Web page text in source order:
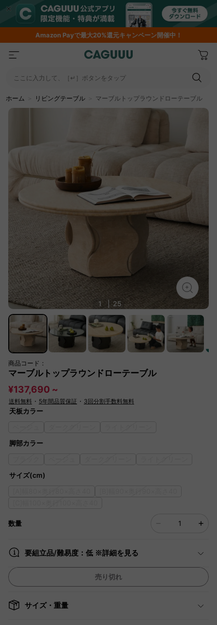
AmazonPayで最大20%還元キャンペーン開催中！
ここに入力して、［↵］ボタンをタップ
ホーム リビングテーブル マーブルトップラウンドローテーブル
1 25
商品コード：
マーブルトップラウンドローテーブル
¥137,690 ~
送料無料 ・ 5年間品質保証 ・ 3回分割手数料無料
天板カラー
脚部カラー
サイズ(cm)
数量
要組立品/難易度：低 ※詳細を見る
売り切れ
サイズ・重量